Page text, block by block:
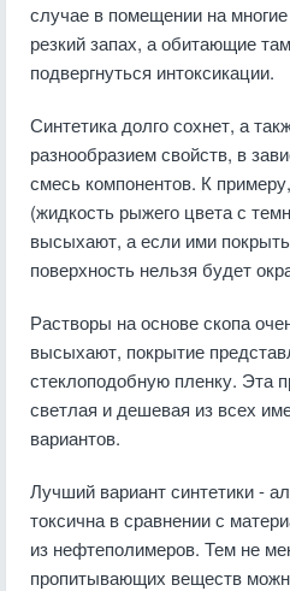
случае в помещении на
резкий запах, а обитающие
подвергнуться интоксикации.
Синтетика долго сохнет, а
разнообразием свойств, в
смесь компонентов. К
(жидкость рыжего цвета с
высыхают, а если ими
поверхность нельзя будет
Растворы на основе скопа
высыхают, покрытие
стеклоподобную пленку. Эта
светлая и дешевая из всех
вариантов.
Лучший вариант синтетики -
токсична в сравнении с
из нефтеполимеров. Тем не
пропитывающих веществ